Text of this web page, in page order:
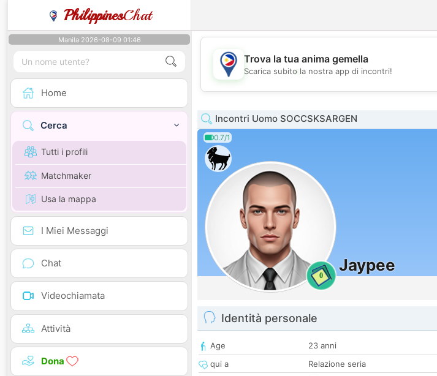
PhilippinesChat
Manila 2026-08-09 01:46
Home
Cerca
Tutti i profili
Matchmaker
Usa la mappa
I Miei Messaggi
Chat
Videochiamata
Attività
Dona
💖
Trova la tua anima gemella
Scarica subito la nostra app di incontri!
Incontri Uomo SOCCSKSARGEN
0.7/1
0
Jaypee
Identità personale
Age
23 anni
qui a
Relazione seria